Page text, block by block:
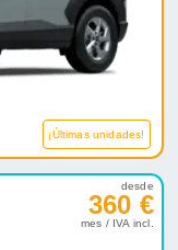
¡Últimas unidades!
desde
360 €
mes / IVA incl.